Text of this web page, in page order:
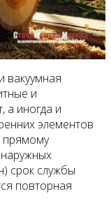
вакуумная
и
а иногда и
элементов
прямому
срок службы
повторная